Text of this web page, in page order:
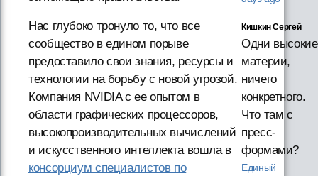
Нас глубоко тронуло то, что все
сообщество в едином порыве
предоставило свои знания, ресурсы и
технологии на борьбу с новой угрозой.
Компания NVIDIA с ее опытом в
области графических процессоров,
высокопроизводительных вычислений
и искусственного интеллекта вошла в
консорциум специалистов по
Кишкин Сергей
Одни высокие
материи,
ничего
конкретного.
Что там с
пресс-
формами?
Единый